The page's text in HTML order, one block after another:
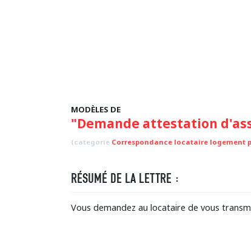
MODÈLES DE
"Demande attestation
(categorie Correspondance locataire logement
RÉSUMÉ DE LA LETTRE :
Vous demandez au locataire de vous